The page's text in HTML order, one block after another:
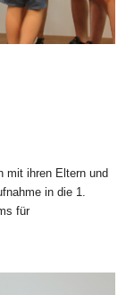
mit ihren Eltern und
in die 1.
für